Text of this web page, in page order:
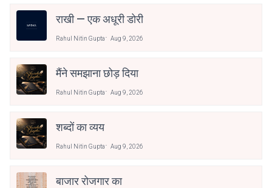
राखी — एक अधूरी डोरी
Rahul Nitin Gupta Aug 9, 2026
मैंने समझाना छोड़ दिया
Rahul Nitin Gupta Aug 9, 2026
शब्दों का व्यय
Rahul Nitin Gupta Aug 9, 2026
बाजार रोजगार का